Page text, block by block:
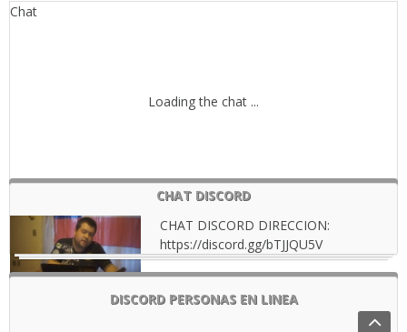
Chat
Loading the chat ...
CHAT DISCORD
CHAT DISCORD DIRECCION:
https://discord.gg/bTJJQU5V
DISCORD PERSONAS EN LINEA